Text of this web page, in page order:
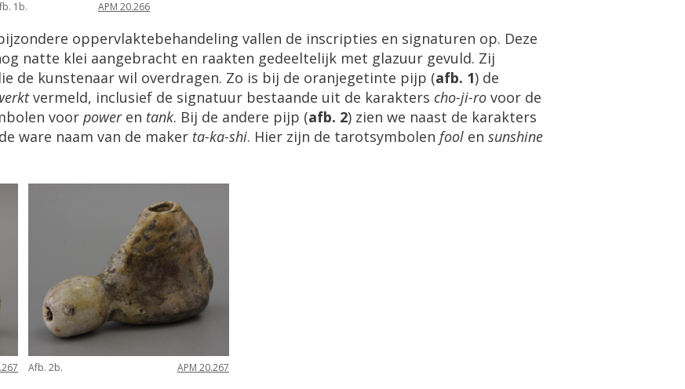
1b. APM 20.266
oppervlaktebehandeling vallen de inscripties en signaturen op. Deze
natte klei aangebracht en raakten gedeeltelijk met glazuur gevuld. Zij
de kunstenaar wil overdragen. Zo is bij de oranjegetinte pijp (afb. 1) de
vermeld, inclusief de signatuur bestaande uit de karakters cho-ji-ro voor de
voor poweren tank. Bij de andere pijp (afb. 2) zien we naast de karakters
ware naam van de maker ta-ka-shi. Hier zijn de tarotsymbolen fool en sunshine
Afb. 2b. APM 20.267